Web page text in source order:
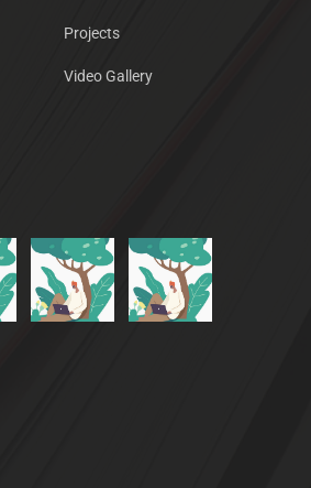
Projects
Video Gallery